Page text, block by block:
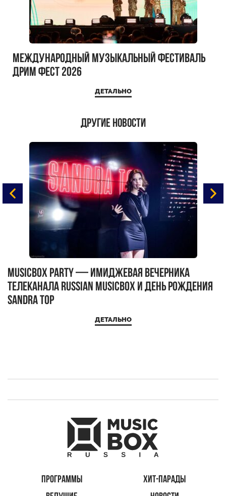
Международный музыкальный фестиваль
ДРИМ ФЕСТ 2026
ДЕТАЛЬНО
Другие новости
MUSICBOX PARTY — имиджевая вечерника
телеканала RUSSIAN MUSICBOX и день рождения
Sandra Top
ДЕТАЛЬНО
ПРОГРАММЫ
ХИТ-ПАРАДЫ